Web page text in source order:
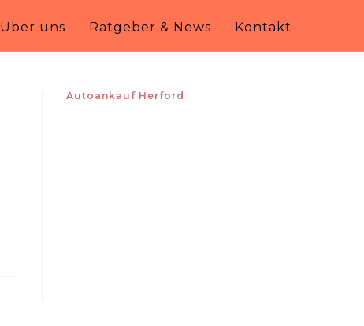
Über uns Ratgeber & News Kontakt
Autoankauf Herford